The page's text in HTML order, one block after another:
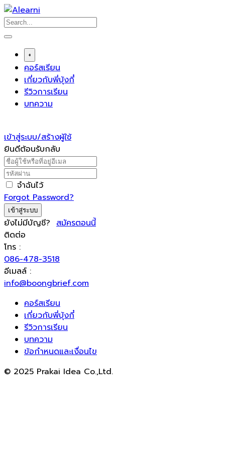
Skip
to
content
+
คอร์สเรียน
เกี่ยวกับพี่บุ้งกี๋
รีวิวการเรียน
บทความ
เข้าสู่ระบบ/สร้างผู้ใช้
ยินดีต้อนรับกลับ
จำฉันไว้
Forgot Password?
เข้าสู่ระบบ
ยังไม่มีบัญชี? สมัครตอนนี้
ติดต่อ
โทร :
086-478-3518
อีเมลล์ :
info@boongbrief.com
คอร์สเรียน
เกี่ยวกับพี่บุ้งกี๋
รีวิวการเรียน
บทความ
ข้อกำหนดและเงื่อนไข
© 2025 Prakai Idea Co.,Ltd.